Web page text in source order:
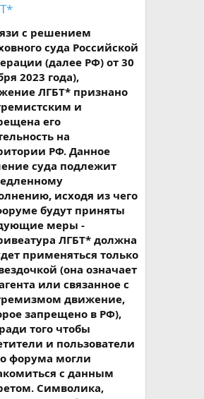
с решением
суда Российской
(далее РФ) от 30
2023 года),
ЛГБТ* признано
и
его
на
РФ. Данное
суда подлежит
исходя из чего
будут приняты
меры -
ЛГБТ* должна
применяться только
(она означает
или связанное с
движение,
запрещено в РФ),
того чтобы
и пользователи
форума могли
с данным
Символика,